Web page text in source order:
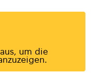
aus, um die